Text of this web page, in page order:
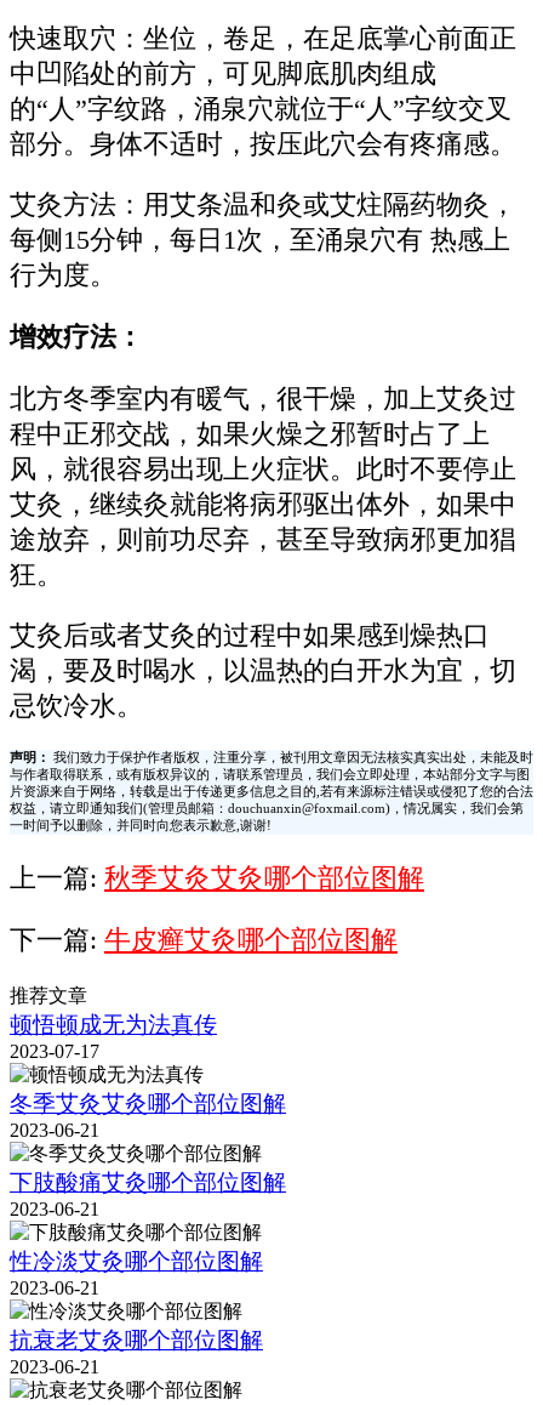
快速取穴：坐位，卷足，在足底掌心前面正
中凹陷处的前方，可见脚底肌肉组成
的“人”字纹路，涌泉穴就位于“人”字纹交叉
部分。身体不适时，按压此穴会有疼痛感。
艾灸方法：用艾条温和灸或艾炷隔药物灸，
每侧15分钟，每日1次，至涌泉穴有 热感上
行为度。
增效疗法：
北方冬季室内有暖气，很干燥，加上艾灸过
程中正邪交战，如果火燥之邪暂时占了上
风，就很容易出现上火症状。此时不要停止
艾灸，继续灸就能将病邪驱出体外，如果中
途放弃，则前功尽弃，甚至导致病邪更加猖
狂。
艾灸后或者艾灸的过程中如果感到燥热口
渴，要及时喝水，以温热的白开水为宜，切
忌饮冷水。
声明：
我们致力于保护作者版权，注重分享，被刊用文章因无法核实真实出处，未能及时
与作者取得联系，或有版权异议的，请联系管理员，我们会立即处理，本站部分文字与图
片资源来自于网络，转载是出于传递更多信息之目的,若有来源标注错误或侵犯了您的合法
权益，请立即通知我们(管理员邮箱：douchuanxin@foxmail.com)，情况属实，我们会第
一时间予以删除，并同时向您表示歉意,谢谢!
上一篇: 秋季艾灸艾灸哪个部位图解
下一篇: 牛皮癣艾灸哪个部位图解
推荐文章
顿悟顿成无为法真传
2023-07-17
冬季艾灸艾灸哪个部位图解
2023-06-21
下肢酸痛艾灸哪个部位图解
2023-06-21
性冷淡艾灸哪个部位图解
2023-06-21
抗衰老艾灸哪个部位图解
2023-06-21